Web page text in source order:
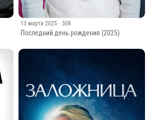
13 марта 2025 · 508
Последний день рождения (2025)